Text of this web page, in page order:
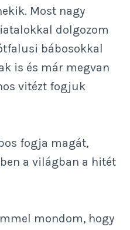
Most nagy
dolgozom
bábosokkal
is és már megvan
vitézt fogjuk
fogja magát,
a világban a hitét
mondom, hogy